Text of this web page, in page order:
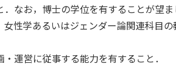
なお，博士の学位を有することが望ま
性学あるいはジェンダー論関連科目
運営に従事する能力を有すること．